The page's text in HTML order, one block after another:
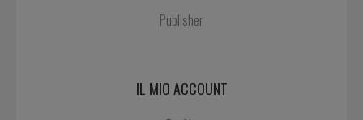
Publisher
IL MIO ACCOUNT